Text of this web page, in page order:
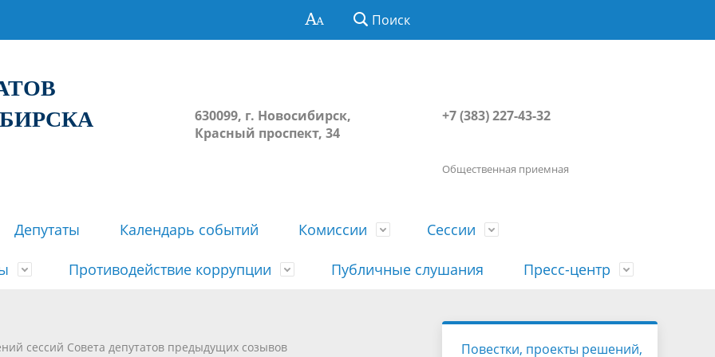
Поиск
630099, г. Новосибирск,
Красный проспект, 34
+7 (383) 227-43-32
Общественная приемная
История
Депутаты Календарь событий Комиссии Сессии
решений сессий Совета
недействующими решений Совета
Порядок посещения сессии
гражданами
Противодействие коррупции
Сведения о доходах, расходах, об
имуществе, обязательствах
Публичные слушания Пресс-центр
Наша "Прямая линия"
сессий Совета депутатов предыдущих созывов
Повестки, проекты решений,